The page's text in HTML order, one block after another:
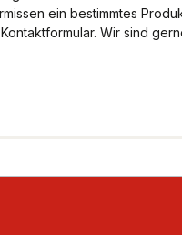
ein bestimmtes
Wir sind